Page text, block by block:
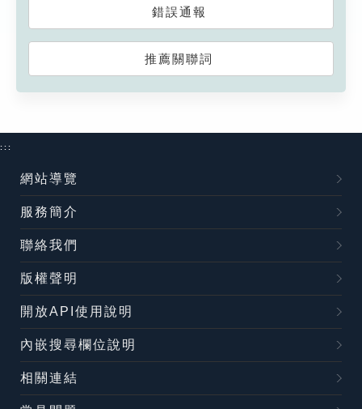
錯誤通報
推薦關聯詞
:::
網站導覽
服務簡介
聯絡我們
版權聲明
開放API使用說明
內嵌搜尋欄位說明
相關連結